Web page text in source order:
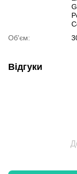
Об'єм:
Відгуки